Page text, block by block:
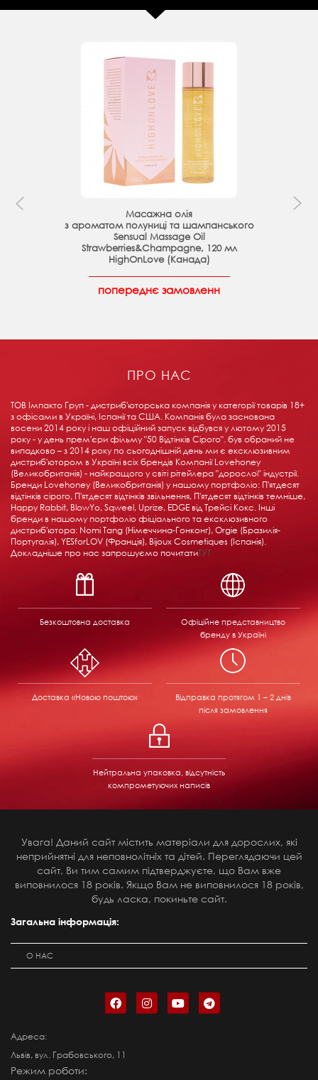
Масажна олія
з ароматом полуниці та шампанського
Sensual Massage Oil
Strawberries&Champagne, 120 мл
HighOnLove (Канада)
попереднє замовленн
ПРО НАС
ТОВ Імпакто Груп - дистриб'юторська компанія у категорії товарів 18+ ​​
з офісами в Україні, Іспанії та США. Компанія була заснована
восени 2014 року і наш офіційний запуск відбувся у лютому 2015
року - у день прем'єри фільму "50 Відтінків Сірого". був обраний не
випадково – з 2014 року по сьогоднішній день ми є ексклюзивним
дистриб'ютором в Україні всіх брендів Компанії Lovehoney
(Великобританія) - найкращого у світі рітейлера "дорослої" індустрії.
Бренди Lovehoney (Великобританія) у нашому портфоліо: П'ятдесят
відтінків сірого, П'ятдесят відтінків звільнення, П'ятдесят відтінків темніше,
Happy Rabbit, BlowYo, Sqweel, Uprize, EDGE від Трейсі Кокс. Інші
бренди в нашому портфоліо фіціального та ексклюзивного
дистриб'ютора: Nomi Tang (Німеччина-Гонконг), Orgie (Бразилія-
Португалія), YESforLOV (Франція), Bijoux Cosmetiques (Іспанія).
Докладніше про нас запрошуємо почитатиТУТ
Безкоштовна доставка
Офіційне представництво
бренду в Україні
Доставка «Новою поштою» Відправка протягом 1 – 2 днів
після замовлення
Нейтральна упаковка, відсутність
компрометуючих написів
Увага! Даний сайт містить матеріали для дорослих, які
неприйнятні для неповнолітніх та дітей. Переглядаючи цей
сайт, Ви тим самим підтверджуєте, що Вам вже
виповнилося 18 років. Якщо Вам не виповнилося 18 років,
будь ласка, покиньте сайт.
Загальна інформація:
О НАС
Адреса:
Львів, вул. Грабовського, 11
Режим роботи: